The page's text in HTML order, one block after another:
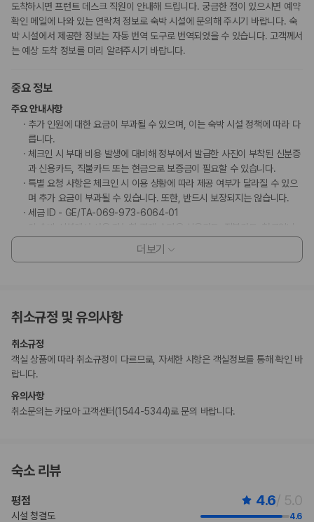
도착하시면 프런트 데스크 직원이 안내해 드립니다. 궁금한 점이 있으시면 예약
확인 메일에 나와 있는 연락처 정보로 숙박 시설에 문의해 주시기 바랍니다. 숙
박 시설에서 제공한 정보는 자동 번역 도구로 번역되었을 수 있습니다. 고객께서
는 예상 도착 정보를 미리 알려주시기 바랍니다.
중요 정보
주요 안내사항
추가 인원에 대한 요금이 부과될 수 있으며, 이는 숙박 시설 정책에 따라 다
릅니다.
체크인 시 부대 비용 발생에 대비해 정부에서 발급한 사진이 부착된 신분증
과 신용카드, 직불카드 또는 현금으로 보증금이 필요할 수 있습니다.
특별 요청 사항은 체크인 시 이용 상황에 따라 제공 여부가 달라질 수 있으
며 추가 요금이 부과될 수 있습니다. 또한, 반드시 보장되지는 않습니다.
세금 ID - GE/TA-069-973-6064-01
무소음 객실이 보장되지는 않습니다.
설에 연락하여 적합한 객실을 이용할 수 있는지 확인하시기 바랍니다.
니다.
고객 정책과 문화적 기준이나 규범은 국가 및 숙박 시설에 따라 다를 수 있
습니다. 명시된 정책은 숙박 시설에서 제공했습니다.
수영장 이용 시간은 08:00 ~ 20:00입니다.
스파 트리트먼트의 경우 사전 예약이 필요합니다. 예약 확인 메일에 나와
있는 연락처 정보로 도착 전에 호텔에 연락하여 예약하실 수 있습니다.
이 숙박 시설은 자동차 없이도 이용 가능합니다.
주차 시 높이 제한이 적용됩니다.
이 숙박 시설에서는 고객의 모든 성적 지향과 성 정체성을 존중합니다(성소
수자(LGBTQ+) 환영).
더보기
취소규정 및 유의사항
취소규정
객실 상품에 따라 취소규정이 다르므로, 자세한 사항은 객실정보를 통해 확인 바
랍니다.
유의사항
취소문의는 카모아 고객센터(1544-5344)로 문의 바랍니다.
숙소 리뷰
평점 4.6/ 5.0
시설 청결도 4.6